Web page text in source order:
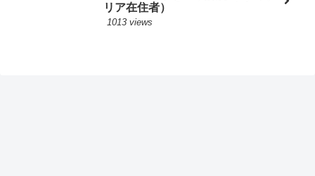
リア在住者）
1013 views